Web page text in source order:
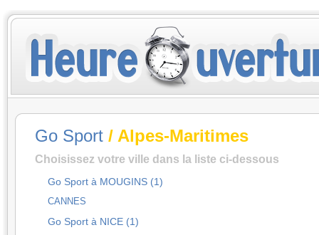
Go Sport / Alpes-Maritimes
Choisissez votre ville dans la liste ci-dessous
Go Sport à MOUGINS (1)
CANNES
Go Sport à NICE (1)